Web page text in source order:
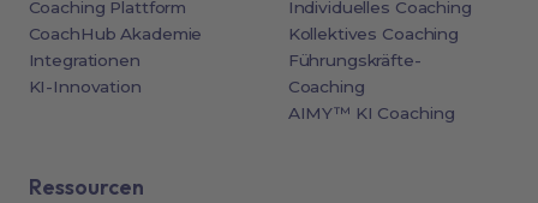
Coaching Plattform
CoachHub Akademie
Integrationen
KI-Innovation
Individuelles Coaching
Kollektives Coaching
Führungskräfte-
Coaching
AIMY™ KI Coaching
Ressourcen